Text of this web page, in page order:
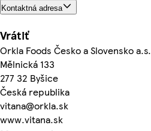
Kontaktná adresa
Vrátiť
Orkla Foods Česko a Slovensko a.s.
Mělnická 133
277 32 Byšice
Česká republika
vitana@orkla.sk
www.vitana.sk